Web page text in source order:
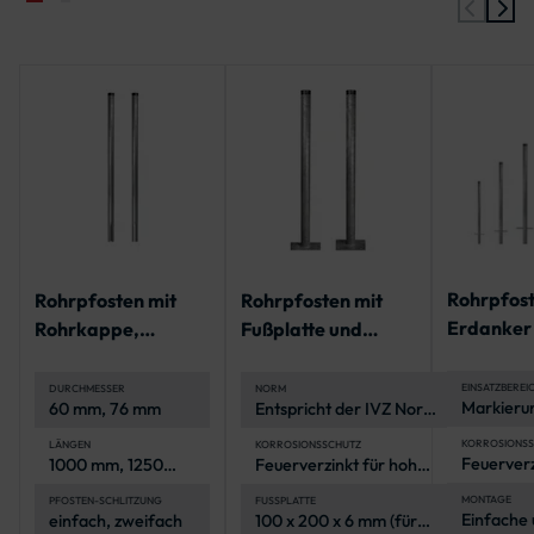
Rohrpfosten mit
Rohrkappe,
Bodenhülse
DURCHMESSER
60 mm, 76 mm
LÄNGEN
1000 mm, 1250
1750 mm, 2000
mm, 2250 mm,
PFOSTEN-SCHLITZUNG
einfach, zweifach
Rohrpfosten mit
Fußplatte und
Norm
NORM
Entspricht der IVZ Norm
Verkehrsbereiche
KORROSIONSSCHUTZ
Feuerverzinkt für hohe
FUSSPLATTE
100 x 200 x 6 mm (für
Erdanker
Norm
von
(Stahl-
MONTAGE
Einfache